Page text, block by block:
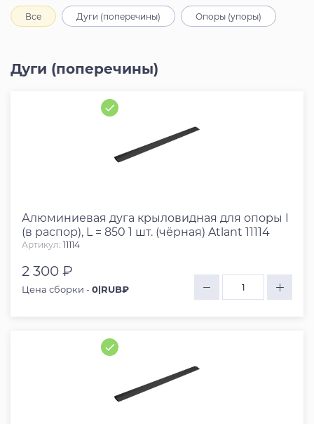
Все Дуги (поперечины) Опоры (упоры)
Дуги (поперечины)
Алюминиевая дуга крыловидная для опоры I
(в распор), L = 850 1 шт. (чёрная) Atlant 11114
Артикул: 11114
2 300 ₽
Цена сборки -0|RUB₽